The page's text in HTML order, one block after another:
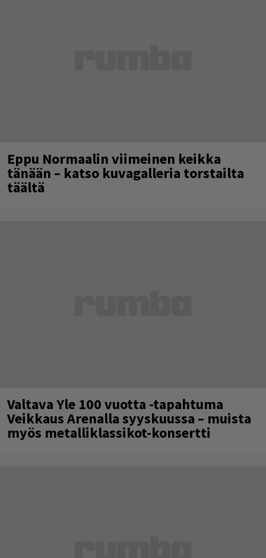
Eppu Normaalin viimeinen keikka
tänään – katso kuvagalleria torstailta
täältä
Valtava Yle 100 vuotta -tapahtuma
Veikkaus Arenalla syyskuussa – muista
myös metalliklassikot-konsertti